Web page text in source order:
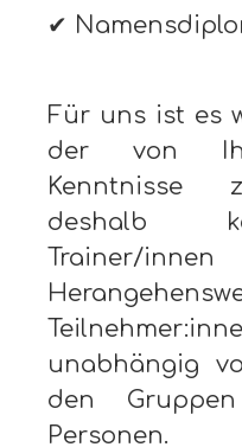
✔
Für uns ist es
der von
Kenntnisse
deshalb
Trainer/
unabhängig
den
Personen.